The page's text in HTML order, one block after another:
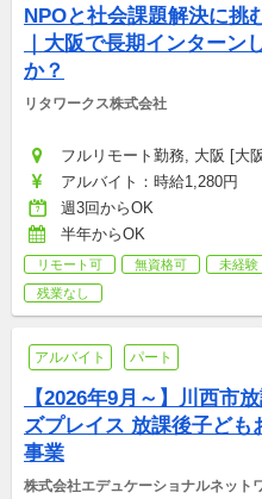
NPOと社会課題解決に挑
｜大阪で長期インターン
か？
リタワークス株式会社
フルリモート勤務, 大阪 [大
アルバイト：時給1,280円
週3回からOK
半年からOK
リモート可 無資格可 未経験
残業なし
アルバイト パート
【2026年9月～】川西市
ズプレイス 放課後子ども
事業
株式会社エデュケーショナルネット